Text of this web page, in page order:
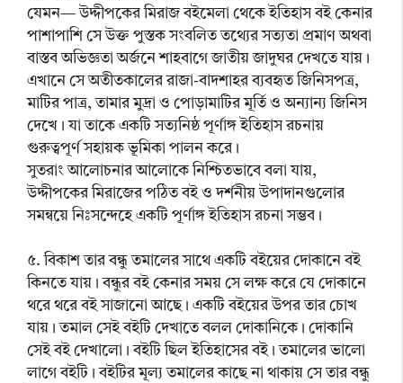
যেমন— উদ্দীপকের মিরাজ বইমেলা থেকে ইতিহাস বই কেনার
পাশাপাশি সে উক্ত পুস্তক সংবলিত তথ্যের সত্যতা প্রমাণ অথবা
বাস্তব অভিজ্ঞতা অর্জনে শাহবাগে জাতীয় জাদুঘর দেখতে যায়।
এখানে সে অতীতকালের রাজা-বাদশাহর ব্যবহৃত জিনিসপত্র,
মাটির পাত্র, তামার মুদ্রা ও পোড়ামাটির মূর্তি ও অন্যান্য জিনিস
দেখে। যা তাকে একটি সত্যনিষ্ঠ পূর্ণাঙ্গ ইতিহাস রচনায়
গুরুত্বপূর্ণ সহায়ক ভূমিকা পালন করে।
সুতরাং আলোচনার আলোকে নিশ্চিতভাবে বলা যায়,
উদ্দীপকের মিরাজের পঠিত বই ও দর্শনীয় উপাদানগুলোর
সমন্বয়ে নিঃসন্দেহে একটি পূর্ণাঙ্গ ইতিহাস রচনা সম্ভব।
৫. বিকাশ তার বন্ধু তমালের সাথে একটি বইয়ের দোকানে বই
কিনতে যায়। বন্ধুর বই কেনার সময় সে লক্ষ করে যে দোকানে
থরে থরে বই সাজানো আছে। একটি বইয়ের উপর তার চোখ
যায়। তমাল সেই বইটি দেখাতে বলল দোকানিকে। দোকানি
সেই বই দেখালো। বইটি ছিল ইতিহাসের বই। তমালের ভালো
লাগে বইটি। বইটির মূল্য তমালের কাছে না থাকায় সে তার বন্ধু